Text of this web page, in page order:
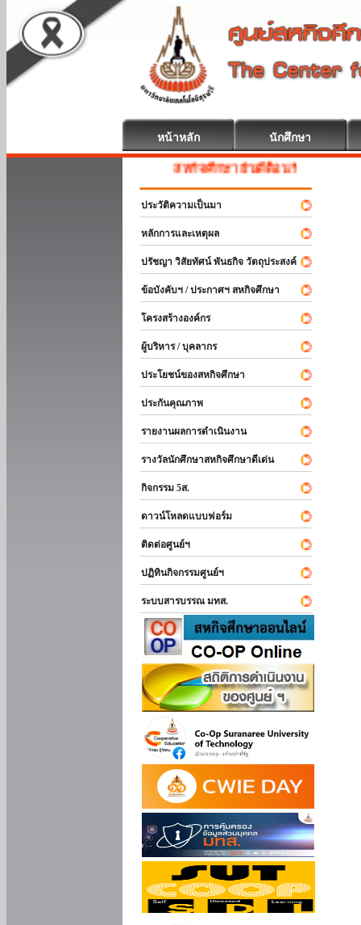
หน้าหลัก นักศึกษา
สหกิจศึกษา ยินดีต้อนรับ
ประวัติความเป็นมา
หลักการและเหตุผล
ปรัชญา วิสัยทัศน์ พันธกิจ วัตถุประสงค์
ข้อบังคับฯ / ประกาศฯ สหกิจศึกษา
โครงสร้างองค์กร
ผู้บริหาร / บุคลากร
ประโยชน์ของสหกิจศึกษา
ประกันคุณภาพ
รายงานผลการดำเนินงาน
รางวัลนักศึกษาสหกิจศึกษาดีเด่น
กิจกรรม 5ส.
ดาวน์โหลดแบบฟอร์ม
ติดต่อศูนย์ฯ
ปฏิทินกิจกรรมศูนย์ฯ
ระบบสารบรรณ มทส.